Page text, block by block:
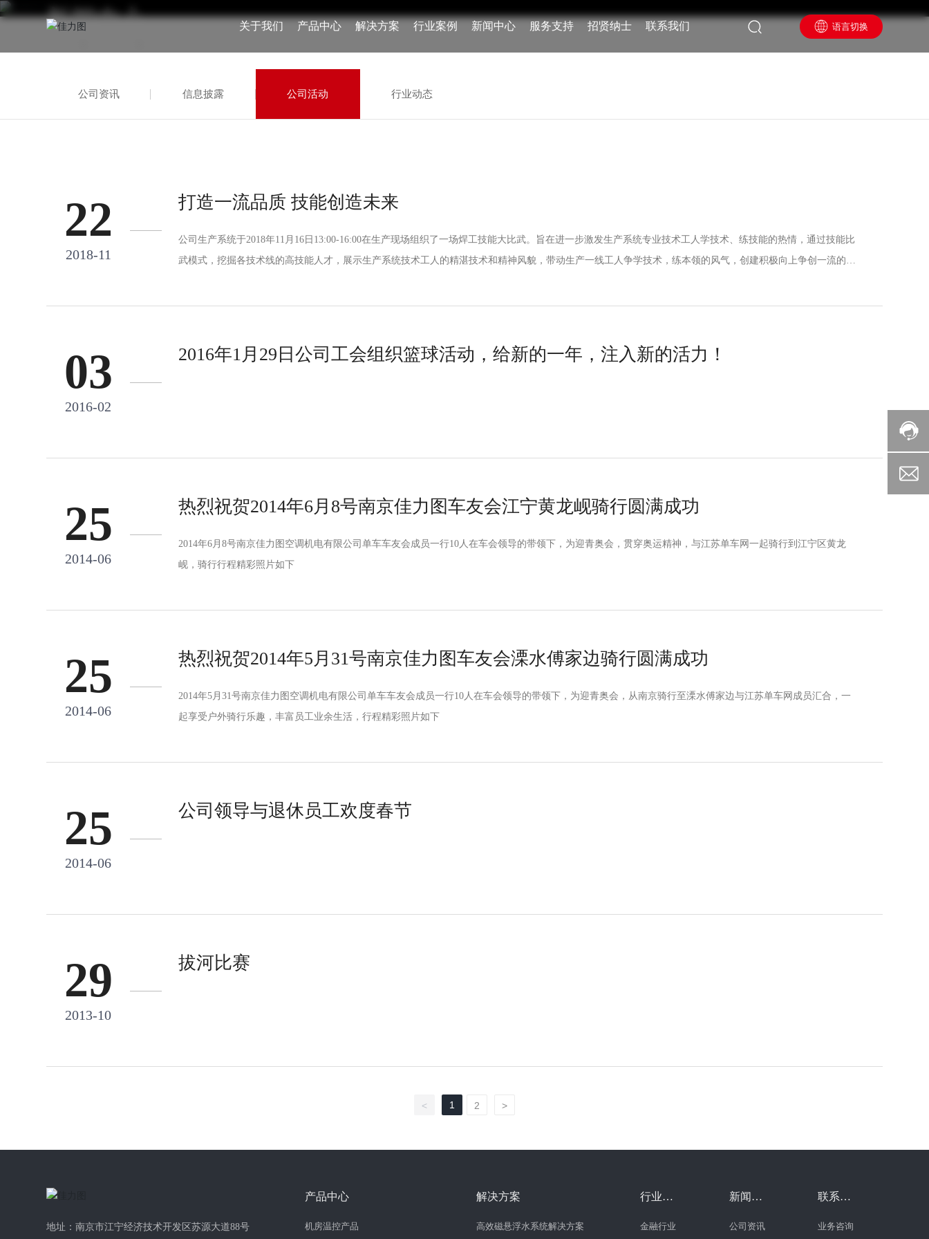
关于我们 产品中心 解决方案 行业案例 新闻中心 服务支持 招贤纳士 联系我们 语言切换
新闻中心
公司资讯 信息披露 公司活动 行业动态
22
2018-11
打造一流品质 技能创造未来
公司生产系统于2018年11月16日13:00-16:00在生产现场组织了一场焊工技能大比武。旨在进一步激发生产系统专业技术工人学技术、练技能的热情，通过技能比
武模式，挖掘各技术线的高技能人才，展示生产系统技术工人的精湛技术和精神风貌，带动生产一线工人争学技术，练本领的风气，创建积极向上争创一流的团
03
2016-02
2016年1月29日公司工会组织篮球活动，给新的一年，注入新的活力！
25
2014-06
热烈祝贺2014年6月8号南京佳力图车友会江宁黄龙岘骑行圆满成功
2014年6月8号南京佳力图空调机电有限公司单车车友会成员一行10人在车会领导的带领下，为迎青奥会，贯穿奥运精神，与江苏单车网一起骑行到江宁区黄龙
岘，骑行行程精彩照片如下
25
2014-06
热烈祝贺2014年5月31号南京佳力图车友会溧水傅家边骑行圆满成功
2014年5月31号南京佳力图空调机电有限公司单车车友会成员一行10人在车会领导的带领下，为迎青奥会，从南京骑行至溧水傅家边与江苏单车网成员汇合，一
起享受户外骑行乐趣，丰富员工业余生活，行程精彩照片如下
25
2014-06
公司领导与退休员工欢度春节
29
2013-10
拔河比赛
< 1 2 >
地址：南京市江宁经济技术开发区苏源大道88号
产品中心
机房温控产品
解决方案
高效磁悬浮水系统解决方案
行业案
金融行业
新闻中
公司资讯
联系我
业务咨询